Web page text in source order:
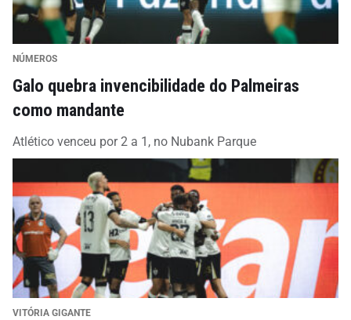
NÚMEROS
Galo quebra invencibilidade do Palmeiras
como mandante
Atlético venceu por 2 a 1, no Nubank Parque
VITÓRIA GIGANTE